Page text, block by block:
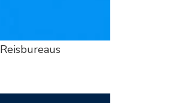
Reisbureaus